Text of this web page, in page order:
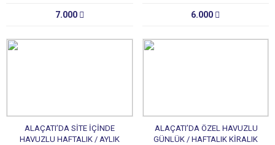
7.000 6.000
ALAÇATI’DA SİTE İÇİNDE
HAVUZLU HAFTALIK / AYLIK
ALAÇATI’DA ÖZEL HAVUZLU
GÜNLÜK / HAFTALIK KİRALIK